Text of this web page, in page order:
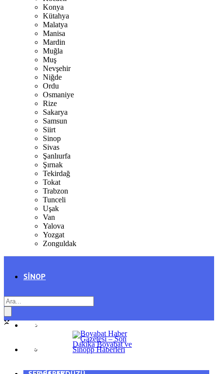
Konya
Kütahya
Malatya
Manisa
Mardin
Muğla
Muş
Nevşehir
Niğde
Ordu
Osmaniye
Rize
Sakarya
Samsun
Siirt
Sinop
Sivas
Şanlıurfa
Şırnak
Tekirdağ
Tokat
Trabzon
Tunceli
Uşak
Van
Yalova
Yozgat
Zonguldak
SINOP
AYANCIK
GENEL
SPOR